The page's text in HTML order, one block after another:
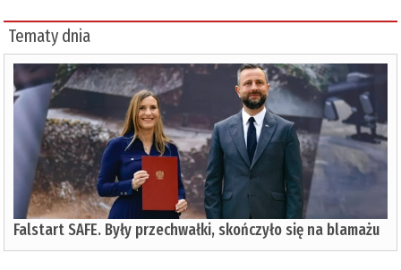
Tematy dnia
Falstart SAFE. Były przechwałki, skończyło się na blamażu